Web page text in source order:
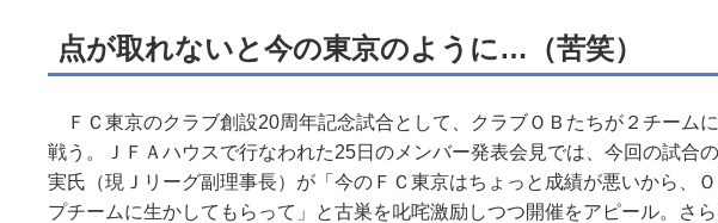
点が取れないと今の東京のように…（苦笑）
ＦＣ東京のクラブ創設20周年記念試合として、クラブＯＢたちが２チーム
戦う。ＪＦＡハウスで行なわれた25日のメンバー発表会見では、今回の試合
実氏（現Ｊリーグ副理事長）が「今のＦＣ東京はちょっと成績が悪いから、
プチームに生かしてもらって」と古巣を叱咤激励しつつ開催をアピール。さ